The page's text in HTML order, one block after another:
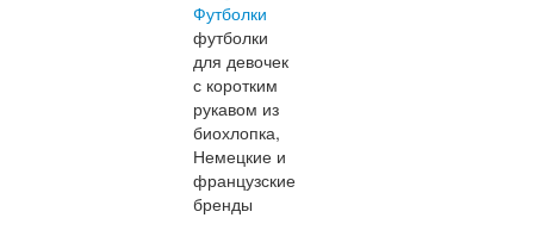
Футболки
футболки
для девочек
с коротким
рукавом из
биохлопка,
Немецкие и
французские
бренды